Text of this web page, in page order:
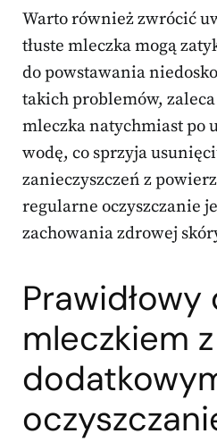
Warto również zwrócić
tłuste mleczka mogą
do powstawania
takich problemów,
mleczka natychmiast po
wodę, co sprzyja
zanieczyszczeń z
regularne oczyszczanie
zachowania zdrowej
mleczkiem z